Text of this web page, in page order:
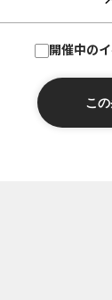
開催中の